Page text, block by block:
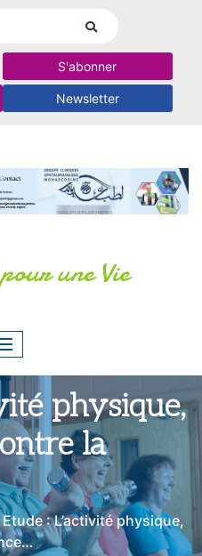
S'abonner
Newsletter
une Vie
physique,
la
Etude : L’activité physique,